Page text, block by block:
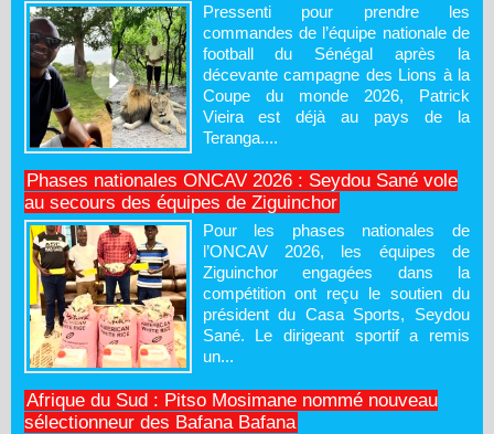
Pressenti pour prendre les
commandes de l’équipe nationale de
football du Sénégal après la
décevante campagne des Lions à la
Coupe du monde 2026, Patrick
Vieira est déjà au pays de la
Teranga....
Phases nationales ONCAV 2026 : Seydou Sané vole
au secours des équipes de Ziguinchor
Pour les phases nationales de
l’ONCAV 2026, les équipes de
Ziguinchor engagées dans la
compétition ont reçu le soutien du
président du Casa Sports, Seydou
Sané. Le dirigeant sportif a remis
un...
Afrique du Sud : Pitso Mosimane nommé nouveau
sélectionneur des Bafana Bafana